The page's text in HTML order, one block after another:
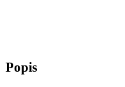
Popis